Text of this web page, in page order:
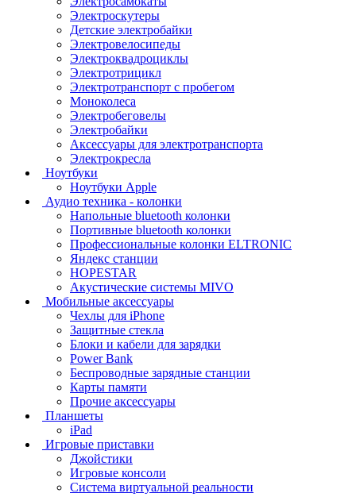
Электроскутеры
Детские электробайки
Электровелосипеды
Электроквадроциклы
Электротрицикл
Электротранспорт с пробегом
Моноколеса
Электробеговелы
Электробайки
Аксессуары для электротранспорта
Электрокресла
Ноутбуки
Ноутбуки Apple
Аудио техника - колонки
Напольные bluetooth колонки
Портивные bluetooth колонки
Профессиональные колонки ELTRONIC
Яндекс станции
HOPESTAR
Акустические системы MIVO
Мобильные аксессуары
Чехлы для iPhone
Защитные стекла
Блоки и кабели для зарядки
Power Bank
Беспроводные зарядные станции
Карты памяти
Прочие аксессуары
Планшеты
iPad
Игровые приставки
Джойстики
Игровые консоли
Система виртуальной реальности